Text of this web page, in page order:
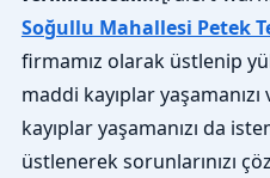
Soğullu Mahallesi Petek
firmamız olarak üstlenip
maddi kayıplar
kayıplar yaşamanızı da
üstlenerek sorunlarınızı